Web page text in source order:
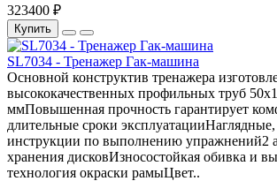
323400 ₽
Купить
SL7034 - Тренажер Гак-машина
Основной конструктив тренажера
высококачественных профильных труб
ммПовышенная прочность гарантирует
длительные сроки
инструкции по выполнению упражнений2
хранения дисковИзносостойкая обивка и
технология окраски рамыЦвет..